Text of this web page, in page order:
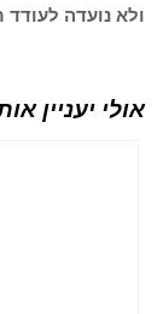
ולא נועדה
אולי יעניין